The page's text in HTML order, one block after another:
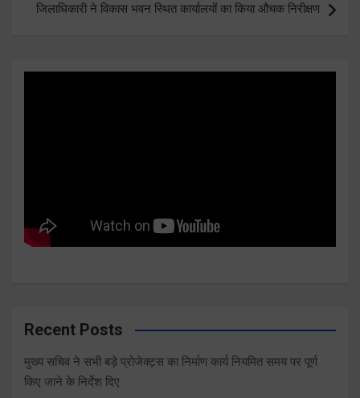
जिलाधिकारी ने विकास भवन स्थित कार्यालयों का किया औचक निरीक्षण
Recent Posts
मुख्य सचिव ने सभी बड़े प्रोजेक्ट्स का निर्माण कार्य नियमित समय पर पूर्ण
किए जाने के निर्देश दिए